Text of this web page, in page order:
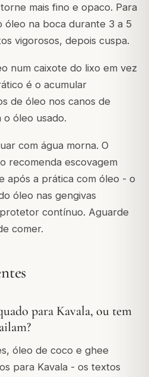
mais fino e opaco. Para
óleo na boca durante 3 a 5
vigorosos, depois cuspa.
num caixote do lixo em vez
é o acumular
de óleo nos canos de
o óleo usado.
com água morna. O
recomenda escovagem
após a prática com óleo - o
óleo nas gengivas
contínuo. Aguarde
comer.
para Kavala, ou tem
óleo de coco e ghee
para Kavala - os textos